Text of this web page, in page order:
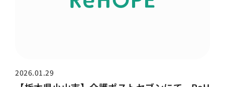
2026.01.29